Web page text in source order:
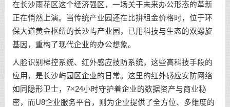
在长沙雨花区这个经济强区，一场关于未来办公形态的革新
正在悄然上演。当传统产业园还在比拼租金价格时，位于环
保大道黄金枢纽的长沙屿产业园，已用科技与生态的双螺旋
基因，重构了现代企业的办公想象。
人脸识别梯控系统、红外感应技防系统，这些高科技手段的
应用，是长沙屿园区企业的日常。这里的红外感应安防网络
如同隐形卫士，7×24小时守护着企业的数据资产与商业秘
密，而U8企业服务平台，则为企业提供了全方位、多维度的